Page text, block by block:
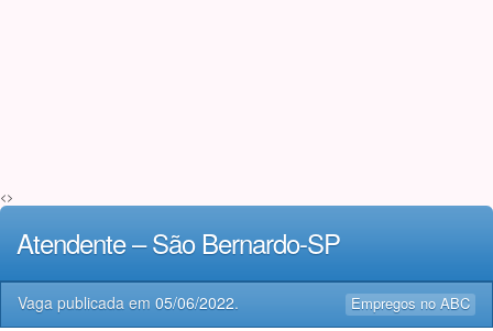
<>
Atendente – São Bernardo-SP
Empregos no ABC
Vaga publicada em 05/06/2022.